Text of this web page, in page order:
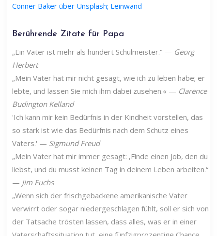
Conner Baker über Unsplash; Leinwand
Berührende Zitate für Papa
„Ein Vater ist mehr als hundert Schulmeister.“ — Georg
Herbert
„Mein Vater hat mir nicht gesagt, wie ich zu leben habe; er
lebte, und lassen Sie mich ihm dabei zusehen.« — Clarence
Budington Kelland
'Ich kann mir kein Bedürfnis in der Kindheit vorstellen, das
so stark ist wie das Bedürfnis nach dem Schutz eines
Vaters.' — Sigmund Freud
„Mein Vater hat mir immer gesagt: ‚Finde einen Job, den du
liebst, und du musst keinen Tag in deinem Leben arbeiten.“
— Jim Fuchs
„Wenn sich der frischgebackene amerikanische Vater
verwirrt oder sogar niedergeschlagen fühlt, soll er sich von
der Tatsache trösten lassen, dass alles, was er in einer